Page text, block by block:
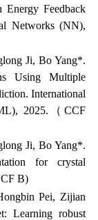
Energy Feedback
Networks(NN),
Ji, Bo Yang*.
Using Multiple
International
2025.（CCF
Ji, Bo Yang*.
for crystal
B)
Pei, Zijian
Learning robust